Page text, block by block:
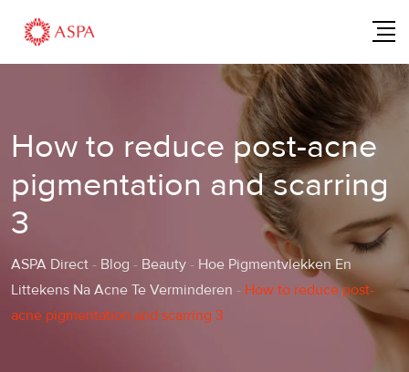
content
How to reduce post-acne
pigmentation and scarring
3
ASPA Direct - Blog - Beauty - Hoe Pigmentvlekken En
Littekens Na Acne Te Verminderen - How to reduce post-
acne pigmentation and scarring 3